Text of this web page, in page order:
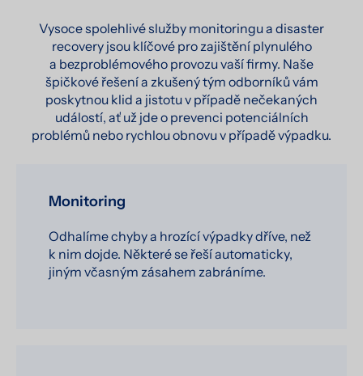
Vysoce spolehlivé služby monitoringu a disaster
recovery jsou klíčové pro zajištění plynulého
a bezproblémového provozu vaší firmy. Naše
špičkové řešení a zkušený tým odborníků vám
poskytnou klid a jistotu v případě nečekaných
událostí, ať už jde o prevenci potenciálních
problémů nebo rychlou obnovu v případě výpadku.
Monitoring
Odhalíme chyby a hrozící výpadky dříve, než
k nim dojde. Některé se řeší automaticky,
jiným včasným zásahem zabráníme.